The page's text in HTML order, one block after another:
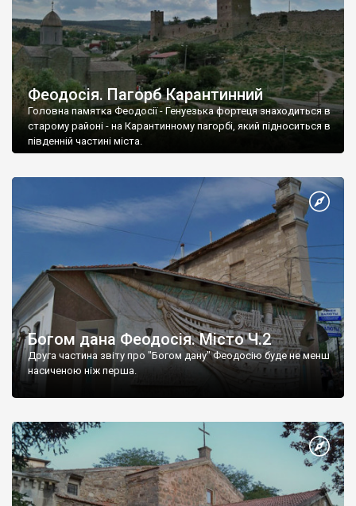
Феодосія. Пагорб Карантинний
Головна памятка Феодосії - Генуезька фортеця знаходиться в
старому районі - на Карантинному пагорбі, який підноситься в
південній частині міста.
Богом дана Феодосія. Місто Ч.2
Друга частина звіту про "Богом дану" Феодосію буде не менш
насиченою ніж перша.